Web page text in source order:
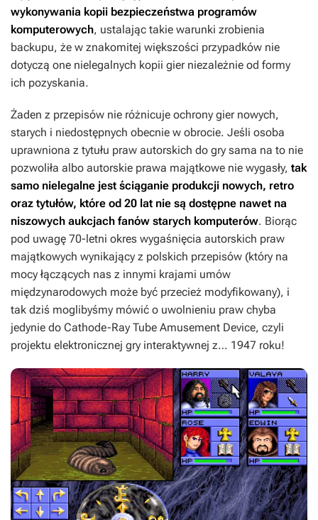
wykonywania kopii bezpieczeństwa programów
komputerowych, ustalając takie warunki zrobienia
backupu, że w znakomitej większości przypadków nie
dotyczą one nielegalnych kopii gier niezależnie od formy
ich pozyskania.
Żaden z przepisów nie różnicuje ochrony gier nowych,
starych i niedostępnych obecnie w obrocie. Jeśli osoba
uprawniona z tytułu praw autorskich do gry sama na to nie
pozwoliła albo autorskie prawa majątkowe nie wygasły, tak
samo nielegalne jest ściąganie produkcji nowych, retro
oraz tytułów, które od 20 lat nie są dostępne nawet na
niszowych aukcjach fanów starych komputerów. Biorąc
pod uwagę 70-letni okres wygaśnięcia autorskich praw
majątkowych wynikający z polskich przepisów (który na
mocy łączących nas z innymi krajami umów
międzynarodowych może być przecież modyfikowany), i
tak dziś moglibyśmy mówić o uwolnieniu praw chyba
jedynie do Cathode-Ray Tube Amusement Device, czyli
projektu elektronicznej gry interaktywnej z… 1947 roku!